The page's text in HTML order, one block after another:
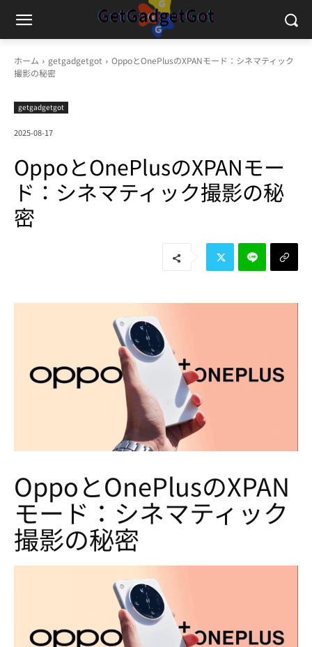
ホーム getgadgetgot
OppoとOnePlusのXPANモード：シネマティック
撮影の秘密
getgadgetgot
2025-08-17
OppoとOnePlusのXPANモー
ド：シネマティック撮影の秘
密
OppoとOnePlusのXPAN
モード：シネマティック
撮影の秘密